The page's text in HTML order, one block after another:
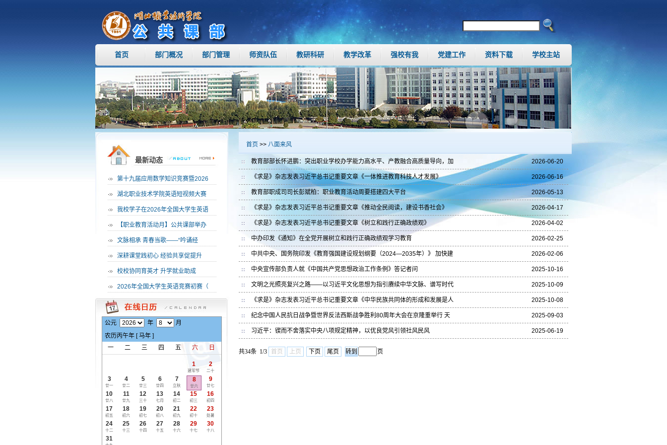
首页 部门概况 部门管理 师资队伍 教研科研 教学改革 强校有我 党建工作 资料下载 学校主站
最新动态
· 第十九届应用数学知识竞赛暨2026
· 湖北职业技术学院英语短视频大赛
· 我校学子在2026年全国大学生英语
· 【职业教育活动月】公共课部举办
· 文脉相承 青春当歌——“吟诵经
· 深耕课堂践初心 经验共享促提升
· 校校协同育英才 升学就业助成
· 2026年全国大学生英语竞赛初赛（
公元 年
月
农历丙午年 [马年 ]
一
二 三 四 五 六 日
1
建军节
2
二十
3
廿一
4
廿二
5
廿三
6
廿四
7
立秋
8
廿六
9
廿七
10
廿八
11
廿九
12
三十
13
七月
14
初二
15
初三
16
初四
17
初五
18
初六
19
初七
20
初八
21
初九
22
初十
23
处暑
24
十二
25
十三
26
十四
27
十五
28
十六
29
十七
30
十八
31
首页 >> 八面来风
2026-06-20
教育部部长怀进鹏：突出职业学校办学能力高水平、产教融合高质量导向，加
2026-06-16
《求是》杂志发表习近平总书记重要文章《一体推进教育科技人才发展》
2026-05-13
教育部职成司司长彭斌柏：职业教育活动周要搭建四大平台
2026-04-17
《求是》杂志发表习近平总书记重要文章《推动全民阅读，建设书香社会》
2026-04-02
《求是》杂志发表习近平总书记重要文章《树立和践行正确政绩观》
2026-02-25
中办印发《通知》在全党开展树立和践行正确政绩观学习教育
2026-02-06
中共中央、国务院印发《教育强国建设规划纲要（2024—2035年）》 加快建
2025-10-16
中央宣传部负责人就《中国共产党思想政治工作条例》答记者问
2025-10-09
文明之光照亮复兴之路——以习近平文化思想为指引赓续中华文脉、谱写时代
2025-10-08
《求是》杂志发表习近平总书记重要文章《中华民族共同体的形成和发展是人
2025-09-03
纪念中国人民抗日战争暨世界反法西斯战争胜利80周年大会在京隆重举行 天
2025-06-19
习近平：锲而不舍落实中央八项规定精神，以优良党风引领社风民风
共34条 1/3 首页 上页 下页 尾页 页